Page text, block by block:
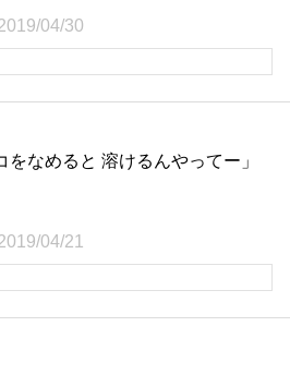
04/30
をなめると 溶けるんやってー」
04/21